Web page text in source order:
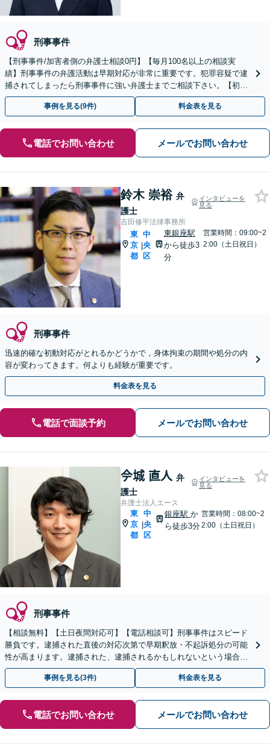
刑事事件
【刑事事件/加害者側の弁護士相談0円】【毎月100名以上の相談実
績】刑事事件の弁護活動は早期対応が非常に重要です。犯罪容疑で逮
捕されてしまったら刑事事件に強い弁護士までご相談下さい。【初回
相談０円(電話)】【加害者側の相談専門】
事例を見る(9件) 料金表を見る
電話でお問い合わせ メールでお問い合わせ
鈴木 崇裕 弁
護士
インタビューを
見る
吉田修平法律事務所
東
京
都
|
中
央
区
東銀座駅
から徒歩3
分
営業時間：09:00~2
2:00（土日祝日）
刑事事件
迅速的確な初動対応がとれるかどうかで，身体拘束の期間や処分の内
容が変わってきます。何よりも経験が重要です。
料金表を見る
電話で面談予約 メールでお問い合わせ
𫝆城 直人 弁
護士
インタビューを
見る
弁護士法人エース
東
京
都
|
中
央
区
銀座駅か
ら徒歩3分
営業時間：08:00~2
2:00（土日祝日）
刑事事件
【相談無料】【土日夜間対応可】【電話相談可】刑事事件はスピード
勝負です。逮捕された直後の対応次第で早期釈放・不起訴処分の可能
性が高まります。逮捕された、逮捕されるかもしれないという場合、
少しでも早くご相談ください。
事例を見る(3件) 料金表を見る
電話でお問い合わせ メールでお問い合わせ